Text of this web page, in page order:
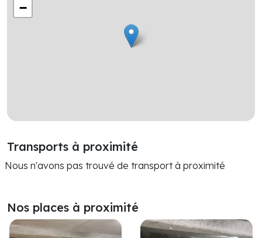
−
Transports à proximité
Nous n'avons pas trouvé de transport à proximité
Nos places à proximité